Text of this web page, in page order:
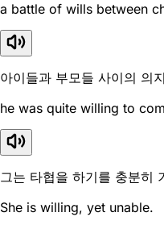
a battle of wills between
아이들과 부모들 사이의 의
he was quite willing to
그는 타협을 하기를 충분히
She is willing, yet unable.